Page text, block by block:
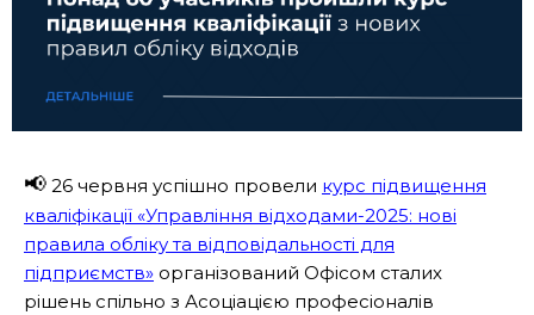
📢 26 червня успішно провели курс підвищення
кваліфікації «Управління відходами-2025: нові
правила обліку та відповідальності для
підприємств» організований Офісом сталих
рішень спільно з Асоціацією професіоналів